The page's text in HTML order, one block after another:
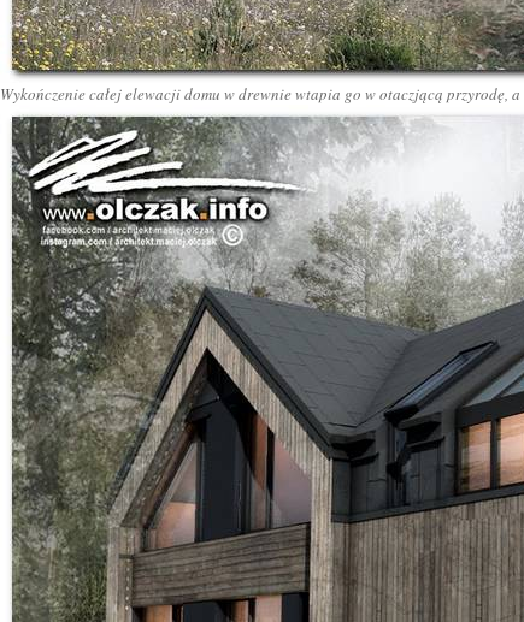
Wykończenie całej elewacji domu w drewnie wtapia go w otaczjącą